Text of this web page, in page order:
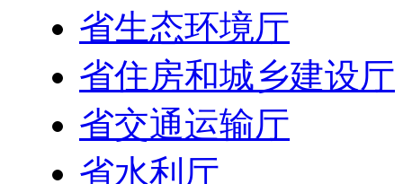
省生态环境厅
省住房和城乡建设厅
省交通运输厅
省水利厅